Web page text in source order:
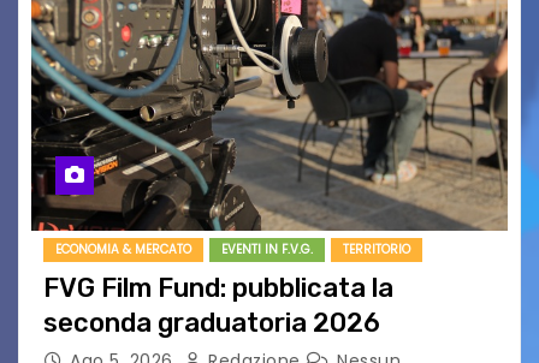
ECONOMIA & MERCATO EVENTI IN F.V.G. TERRITORIO
FVG Film Fund: pubblicata la
seconda graduatoria 2026